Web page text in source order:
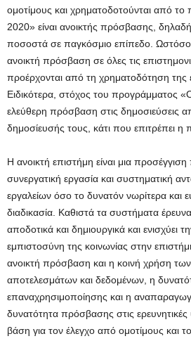
ομοτίμους και χρηματοδοτούνται από
2020» είναι ανοικτής πρόσβασης,
ποσοστά σε παγκόσμιο επίπεδο. Ωστόσο,
ανοικτή πρόσβαση σε όλες τις
προέρχονται από τη χρηματοδότηση της
Ειδικότερα, στόχος του προγράμματος
ελεύθερη πρόσβαση στις δημοσιεύσεις
δημοσίευσής τους, κάτι που επιτρέπει η
Η ανοικτή επιστήμη είναι μια προσέγγιση
συνεργατική εργασία και συστηματική
εργαλείων όσο το δυνατόν νωρίτερα και
διαδικασία. Καθιστά τα συστήματα
αποδοτικά και δημιουργικά και ενισχύει
εμπιστοσύνη της κοινωνίας στην
ανοικτή πρόσβαση και η κοινή χρήση
αποτελεσμάτων και δεδομένων, η
επαναχρησιμοποίησης και η
δυνατότητα πρόσβασης στις
βάση για τον έλεγχο από ομοτίμους και